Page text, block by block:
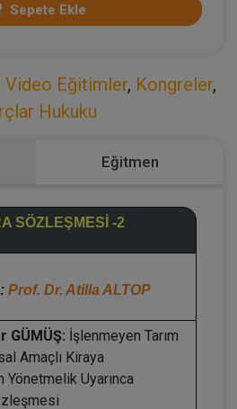
Sepete Ekle
Video Eğitimler, Kongreler,
Hukuku
Eğitmen
SÖZLEŞMESİ -2
Prof. Dr. Atilla ALTOP
GÜMÜŞ: İşlenmeyen Tarım
Amaçlı Kiraya
Uyarınca